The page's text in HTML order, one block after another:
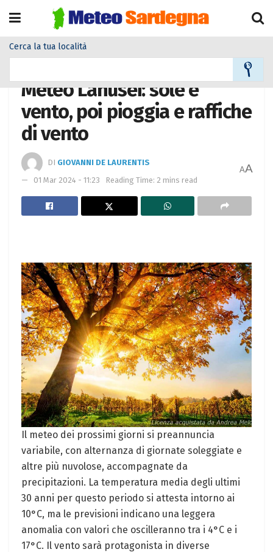
Cerca la tua località
Meteo Lanusei: sole e
vento, poi pioggia e raffiche
di vento
DI GIOVANNI DE LAURENTIS
01 Mar 2024 - 11:23
Reading Time: 2 mins read
AA
Il meteo dei prossimi giorni si preannuncia
variabile, con alternanza di giornate soleggiate e
altre più nuvolose, accompagnate da
precipitazioni. La temperatura media degli ultimi
30 anni per questo periodo si attesta intorno ai
10°C, ma le previsioni indicano una leggera
anomalia con valori che oscilleranno tra i 4°C e i
17°C. Il vento sarà protagonista in diverse